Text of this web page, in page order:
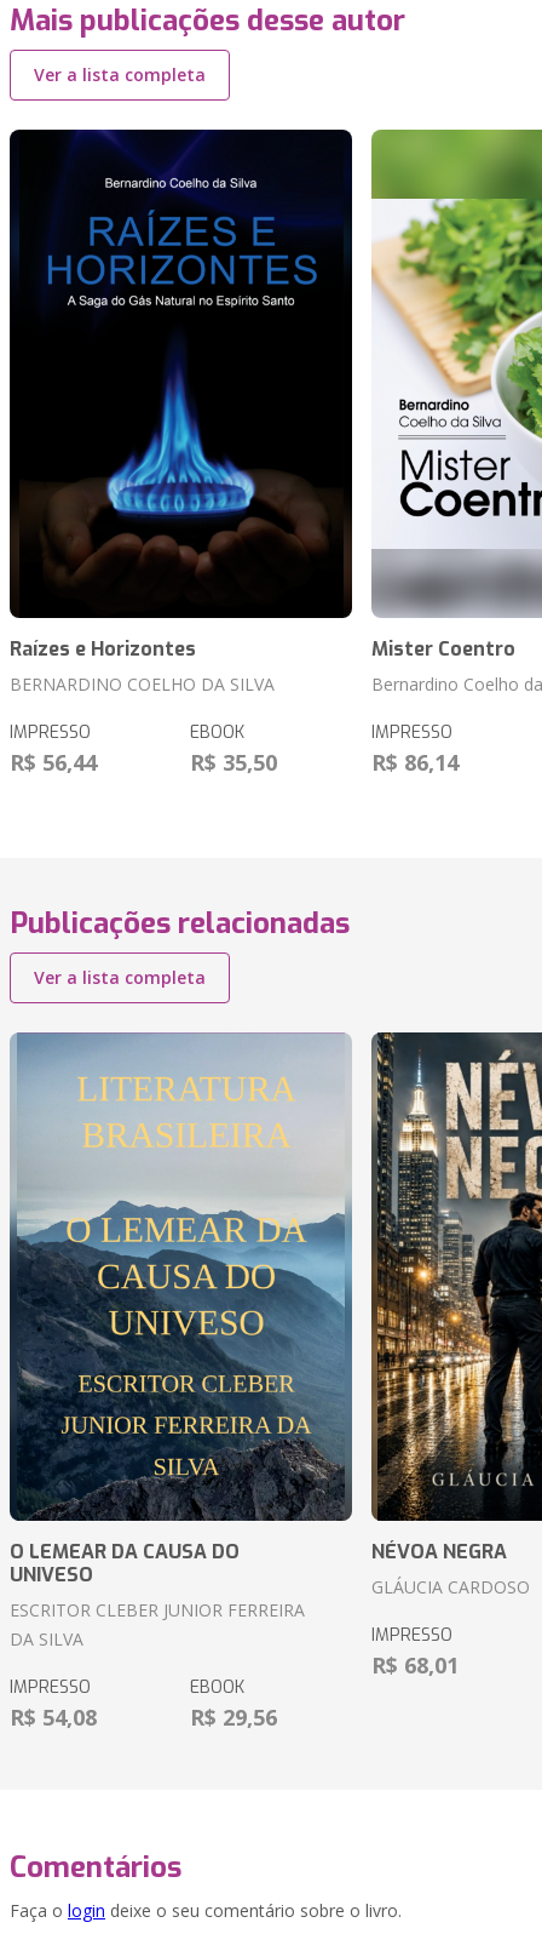
Mais publicações desse autor
Ver a lista completa
Raízes e Horizontes
BERNARDINO COELHO DA SILVA
IMPRESSO
R$ 56,44
EBOOK
R$ 35,50
Mister Coentro
Bernardino Coelho
IMPRESSO
R$ 86,14
Publicações relacionadas
Ver a lista completa
O LEMEAR DA CAUSA DO
UNIVESO
ESCRITOR CLEBER JUNIOR FERREIRA
DA SILVA
IMPRESSO
R$ 54,08
EBOOK
R$ 29,56
NÉVOA NEGRA
GLÁUCIA CARDOSO
IMPRESSO
R$ 68,01
Comentários
Faça o login deixe o seu comentário sobre o livro.